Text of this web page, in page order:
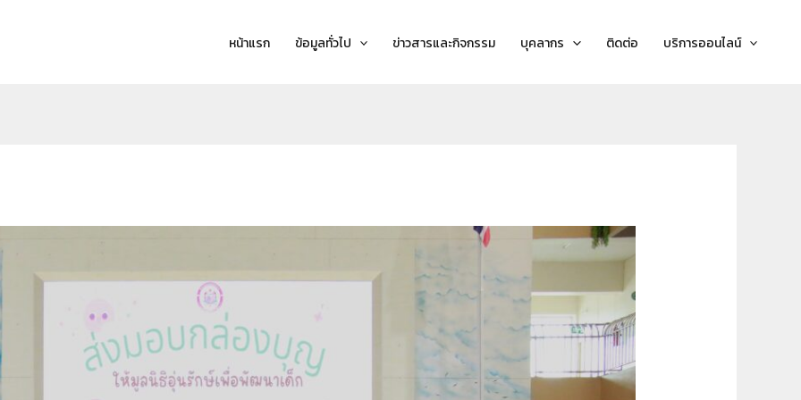
หน้าแรก ข้อมูลทั่วไป ข่าวสารและกิจกรรม บุคลากร ติดต่อ บริการออนไลน์